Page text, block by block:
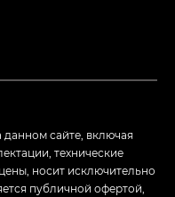
сайте, включая
технические
носит исключительно
публичной офертой,